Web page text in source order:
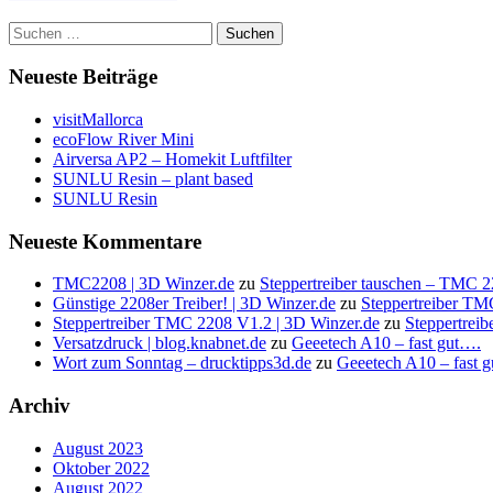
Suchen
nach:
Neueste Beiträge
visitMallorca
ecoFlow River Mini
Airversa AP2 – Homekit Luftfilter
SUNLU Resin – plant based
SUNLU Resin
Neueste Kommentare
TMC2208 | 3D Winzer.de zu Steppertreiber tauschen – TMC
Günstige 2208er Treiber! | 3D Winzer.de zu Steppertreiber
Steppertreiber TMC 2208 V1.2 | 3D Winzer.de zu
Versatzdruck | blog.knabnet.de zu Geeetech A10 – fast gut….
Wort zum Sonntag – drucktipps3d.de zu Geeetech A10 – fast
Archiv
August 2023
Oktober 2022
August 2022